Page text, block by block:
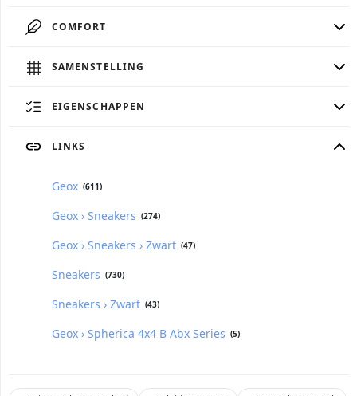
COMFORT
SAMENSTELLING
EIGENSCHAPPEN
LINKS
Geox (611)
Geox › Sneakers (274)
Geox › Sneakers › Zwart (47)
Sneakers (730)
Sneakers › Zwart (43)
Geox › Spherica 4x4 B Abx Series (5)